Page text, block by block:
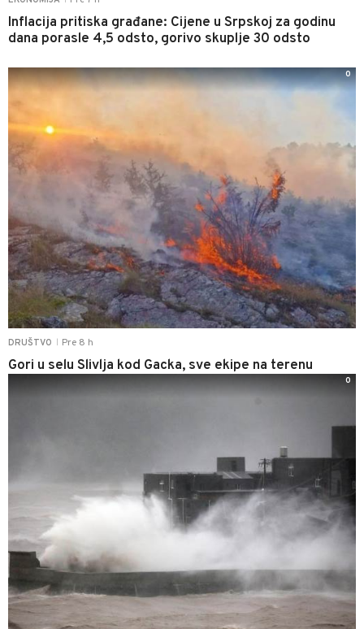
Inflacija pritiska građane: Cijene u Srpskoj za godinu
dana porasle 4,5 odsto, gorivo skuplje 30 odsto
DRUŠTVO Pre 8 h
Gori u selu Slivlja kod Gacka, sve ekipe na terenu
0
0